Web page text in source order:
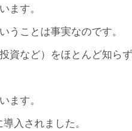
ます。
ことは事実なのです。
など）をほとんど知ら
ます。
入されました。